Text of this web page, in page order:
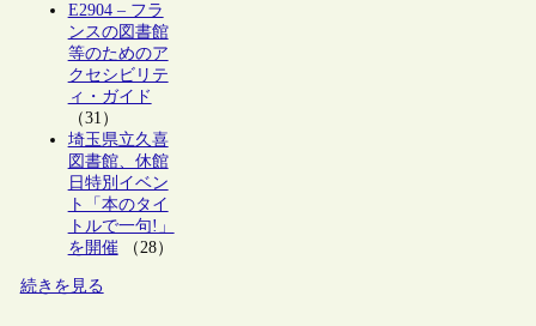
E2904 – フラ
ンスの図書館
等のためのア
クセシビリテ
ィ・ガイド
（31）
埼玉県立久喜
図書館、休館
日特別イベン
ト「本のタイ
トルで一句!」
を開催（28）
続きを見る